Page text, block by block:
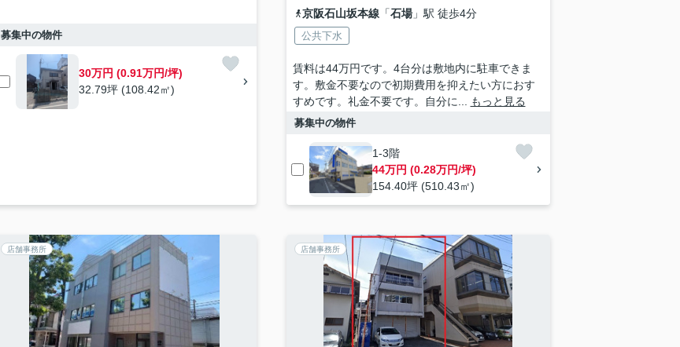
募集中の物件
30万円 (0.91万円/坪)
32.79坪 (108.42㎡)
京阪石山坂本線「石場」駅 徒歩4分
公共下水
賃料は44万円です。4台分は敷地内に駐車できま
す。敷金不要なので初期費用を抑えたい方におす
すめです。礼金不要です。自分に...
もっと見る
募集中の物件
1-3階
44万円 (0.28万円/坪)
154.40坪 (510.43㎡)
店舗事務所 店舗事務所